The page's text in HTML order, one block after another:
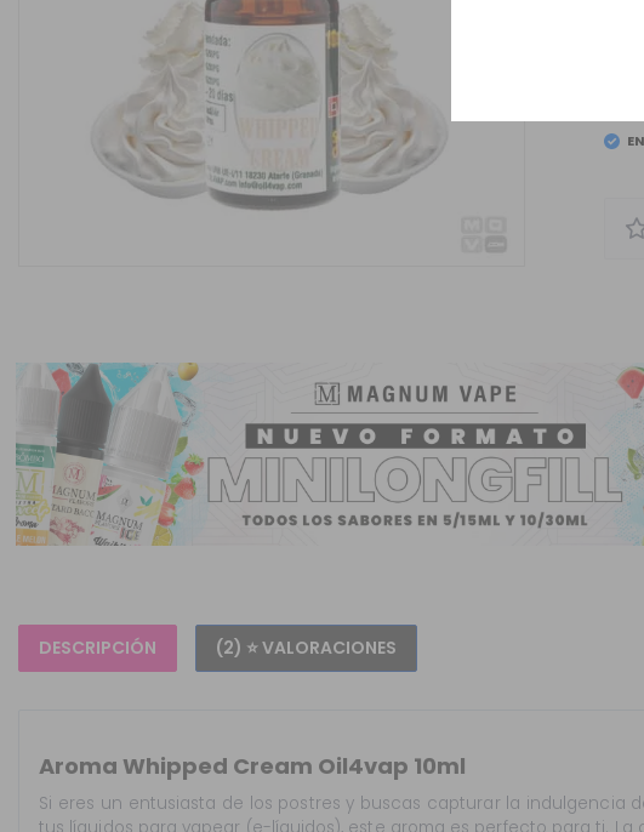
DESCRIPCIÓN (2) ⭐ VALORACIONES
Aroma Whipped Cream Oil4vap 10ml
Si eres un entusiasta de los postres y buscas capturar la indulgencia